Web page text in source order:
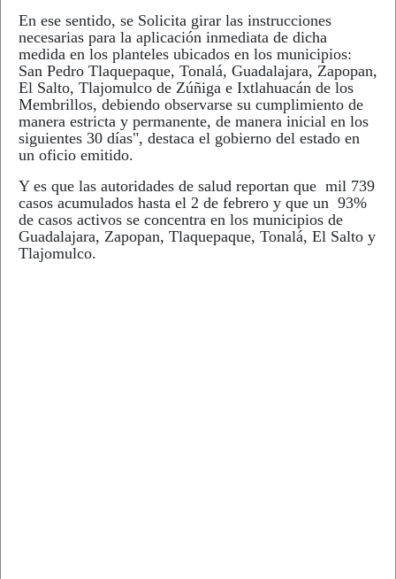
En ese sentido, se Solicita girar las instrucciones
necesarias para la aplicación inmediata de dicha
medida en los planteles ubicados en los municipios:
San Pedro Tlaquepaque, Tonalá, Guadalajara, Zapopan,
El Salto, Tlajomulco de Zúñiga e Ixtlahuacán de los
Membrillos, debiendo observarse su cumplimiento de
manera estricta y permanente, de manera inicial en los
siguientes 30 días", destaca el gobierno del estado en
un oficio emitido.
Y es que las autoridades de salud reportan que mil 739
casos acumulados hasta el 2 de febrero y que un 93%
de casos activos se concentra en los municipios de
Guadalajara, Zapopan, Tlaquepaque, Tonalá, El Salto y
Tlajomulco.